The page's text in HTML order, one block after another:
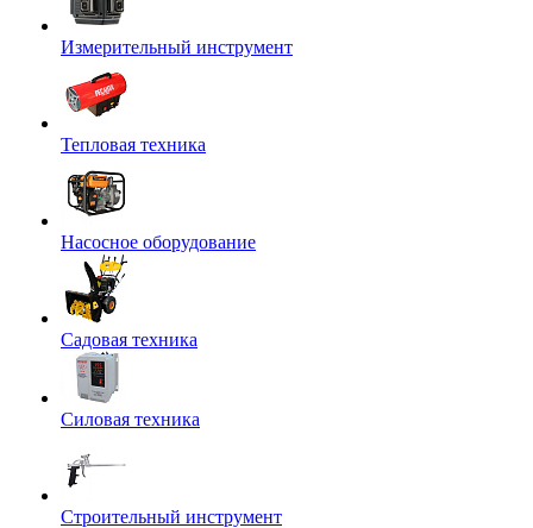
Измерительный инструмент
Тепловая техника
Насосное оборудование
Садовая техника
Силовая техника
Строительный инструмент